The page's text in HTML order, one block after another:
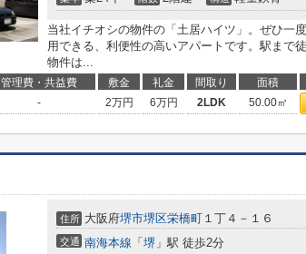
当社イチオシの物件の「土居ハイツ」。ぜひ一
用できる、利便性の高いアパートです。駅まで
物件は...
管理費・共益費 敷金 礼金 間取り 面積
- 2万円 6万円 2LDK 50.00㎡
住所 大阪府堺市堺区栄橋町 １丁４－１６
交通 南海本線 「 堺 」駅 徒歩2分